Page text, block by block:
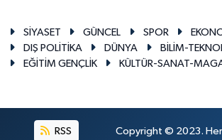
SİYASET GÜNCEL SPOR
DIŞ POLİTİKA
DÜNYA BİLİM-
EĞİTİM GENÇLİK
KÜLTÜR-SANAT-
RSS Copyright © 2023. Her